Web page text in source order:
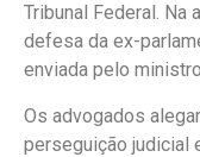
Tribunal Federal. Na
defesa da ex-
enviada pelo
Os advogados
perseguição judicial